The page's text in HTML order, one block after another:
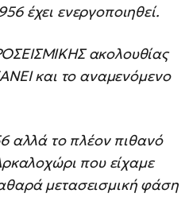
έχει ενεργοποιηθεί.
ακολουθίας
και το αναμενόμενο
αλλά το πλέον πιθανό
που είχαμε
μετασεισμική φάση